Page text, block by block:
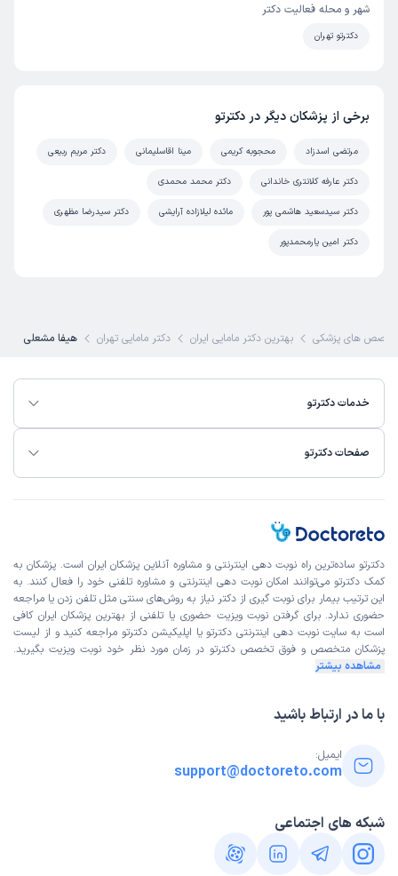
شهر و محله فعالیت دکتر
دکترتو تهران
برخی از پزشکان دیگر در دکترتو
مرتضی اسدزاد محجوبه کریمی مینا اقاسلیمانی دکتر مریم ربیعی
دکتر عارفه کلانتری خاندانی دکتر محمد محمدی
دکتر سیدسعید هاشمی پور مائده لیلازاده آرایشی دکتر سیدرضا مظهری
دکتر امین یارمحمدپور
تخصص های پزشکی بهترین دکتر مامایی ایران دکتر مامایی تهران هیفا مشعلی
خدمات دکترتو
صفحات دکترتو
دکترتو ساده‌ترین راه نوبت‌ دهی اینترنتی و مشاوره آنلاین پزشکان ایران است. پزشکان به
کمک دکترتو می‌توانند امکان نوبت دهی اینترنتی و مشاوره تلفنی خود را فعال کنند. به
این ترتیب بیمار برای نوبت گیری از دکتر نیاز به روش‌های سنتی مثل تلفن زدن یا مراجعه
حضوری ندارد. برای گرفتن نوبت ویزیت حضوری یا تلفنی از بهترین پزشکان ایران کافی
است به سایت نوبت دهی اینترنتی دکترتو یا اپلیکیشن دکترتو مراجعه کنید و از لیست
پزشکان متخصص و فوق تخصص دکترتو در زمان مورد نظر خود نوبت ویزیت بگیرید.
مشاهده بیشتر
با ما در ارتباط باشید
ایمیل:
support@doctoreto.com
شبکه های اجتماعی